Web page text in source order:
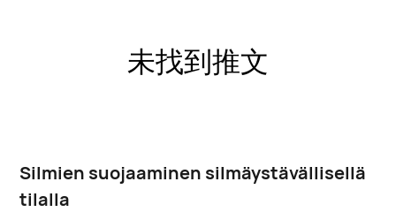
未找到推文
Silmien suojaaminen silmäystävällisellä
tilalla